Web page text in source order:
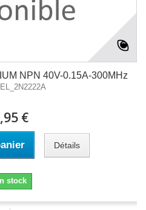
NPN 40V-0.15A-300MHz
€
Détails
stock